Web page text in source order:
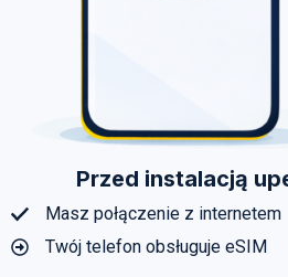
Przed instalacją
Masz połączenie z internetem
Twój telefon obsługuje eSIM